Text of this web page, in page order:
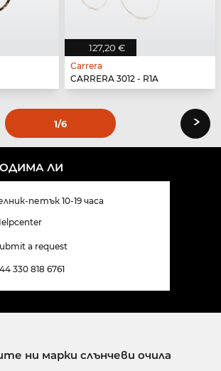
127,20 €
Carrera
CARRERA 3012 - R1A
1/6 ›
ЛИ
петък 10-19 часа
a request
330 818 6761
ни марки слънчеви очила